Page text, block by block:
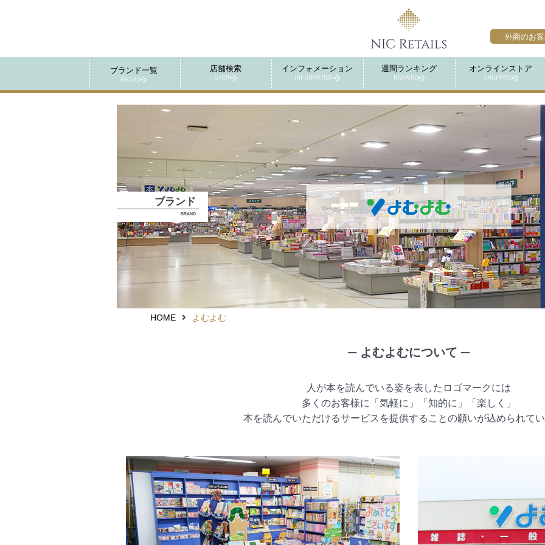
ブランド一覧
BRAND
店舗検索
SHOP
インフォメーション
INFORMATION
週間ランキング
RANKING
オンラインストア
SHOPPING
外商のお
ブランド
BRAND
HOME よむよむ
─ よむよむについて ─
人が本を読んでいる姿を表したロゴマークには
多くのお客様に「気軽に」「知的に」「楽しく」
本を読んでいただけるサービスを提供することの願いが込められて